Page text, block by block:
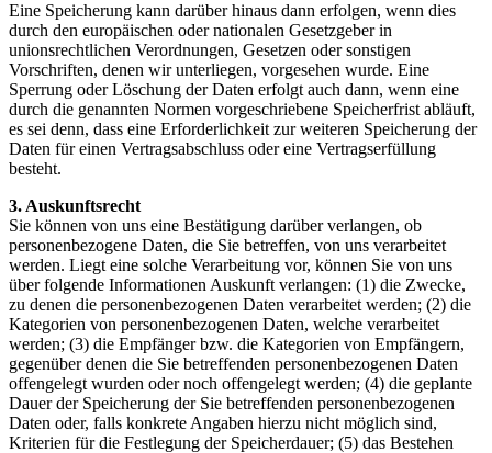
Eine Speicherung kann darüber hinaus dann erfolgen, wenn dies
durch den europäischen oder nationalen Gesetzgeber in
unionsrechtlichen Verordnungen, Gesetzen oder sonstigen
Vorschriften, denen wir unterliegen, vorgesehen wurde. Eine
Sperrung oder Löschung der Daten erfolgt auch dann, wenn eine
durch die genannten Normen vorgeschriebene Speicherfrist abläuft,
es sei denn, dass eine Erforderlichkeit zur weiteren Speicherung der
Daten für einen Vertragsabschluss oder eine Vertragserfüllung
besteht.
3. Auskunftsrecht
Sie können von uns eine Bestätigung darüber verlangen, ob
personenbezogene Daten, die Sie betreffen, von uns verarbeitet
werden. Liegt eine solche Verarbeitung vor, können Sie von uns
über folgende Informationen Auskunft verlangen: (1) die Zwecke,
zu denen die personenbezogenen Daten verarbeitet werden; (2) die
Kategorien von personenbezogenen Daten, welche verarbeitet
werden; (3) die Empfänger bzw. die Kategorien von Empfängern,
gegenüber denen die Sie betreffenden personenbezogenen Daten
offengelegt wurden oder noch offengelegt werden; (4) die geplante
Dauer der Speicherung der Sie betreffenden personenbezogenen
Daten oder, falls konkrete Angaben hierzu nicht möglich sind,
Kriterien für die Festlegung der Speicherdauer; (5) das Bestehen